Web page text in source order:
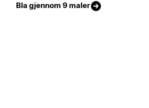
Bla gjennom 9 maler